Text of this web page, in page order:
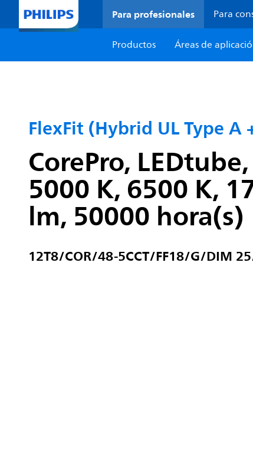
Para profesionales Para
Productos
Áreas de
FlexFit (Hybrid UL Type A
CorePro,
5000 K, 6500 K,
lm, 50000 hora(s)
12T8/COR/48-5CCT/FF18/G/DIM